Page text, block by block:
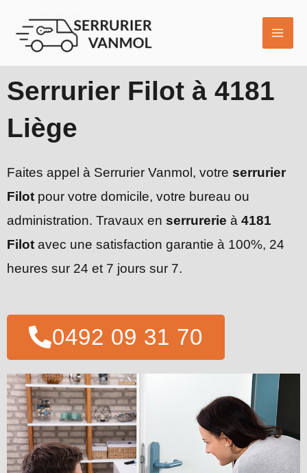
contenu
Serrurier Filot à 4181
Liège
Faites appel à Serrurier Vanmol, votre serrurier
Filot pour votre domicile, votre bureau ou
administration. Travaux en serrurerie à 4181
Filot avec une satisfaction garantie à 100%, 24
heures sur 24 et 7 jours sur 7.
0492 09 31 70